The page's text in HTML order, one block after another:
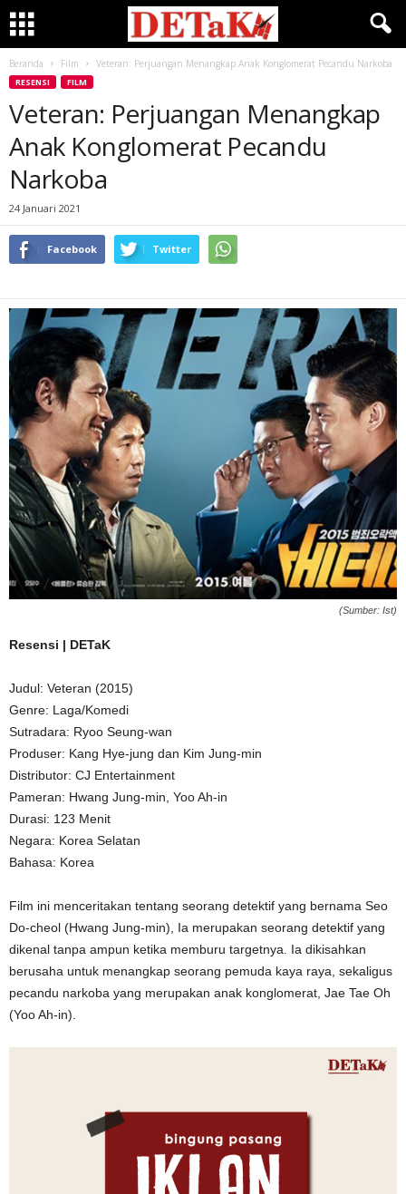
Beranda Film Veteran: Perjuangan Menangkap Anak Konglomerat Pecandu Narkoba
RESENSI FILM
Veteran: Perjuangan Menangkap
Anak Konglomerat Pecandu
Narkoba
24 Januari 2021
Facebook Twitter
(Sumber: Ist)
Resensi | DETaK
Judul: Veteran (2015)
Genre: Laga/Komedi
Sutradara: Ryoo Seung-wan
Produser: Kang Hye-jung dan Kim Jung-min
Distributor: CJ Entertainment
Pameran: Hwang Jung-min, Yoo Ah-in
Durasi: 123 Menit
Negara: Korea Selatan
Bahasa: Korea
Film ini menceritakan tentang seorang detektif yang bernama Seo
Do-cheol (Hwang Jung-min), Ia merupakan seorang detektif yang
dikenal tanpa ampun ketika memburu targetnya. Ia dikisahkan
berusaha untuk menangkap seorang pemuda kaya raya, sekaligus
pecandu narkoba yang merupakan anak konglomerat, Jae Tae Oh
(Yoo Ah-in).